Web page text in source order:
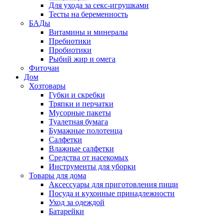
Для ухода за секс-игрушками
Тесты на беременность
БАДы
Витамины и минералы
Пребиотики
Пробиотики
Рыбий жир и омега
Фиточаи
Дом
Хозтовары
Губки и скребки
Тряпки и перчатки
Мусорные пакеты
Туалетная бумага
Бумажные полотенца
Салфетки
Влажные салфетки
Средства от насекомых
Инструменты для уборки
Товары для дома
Аксессуары для приготовления пищи
Посуда и кухонные принадлежности
Уход за одеждой
Батарейки